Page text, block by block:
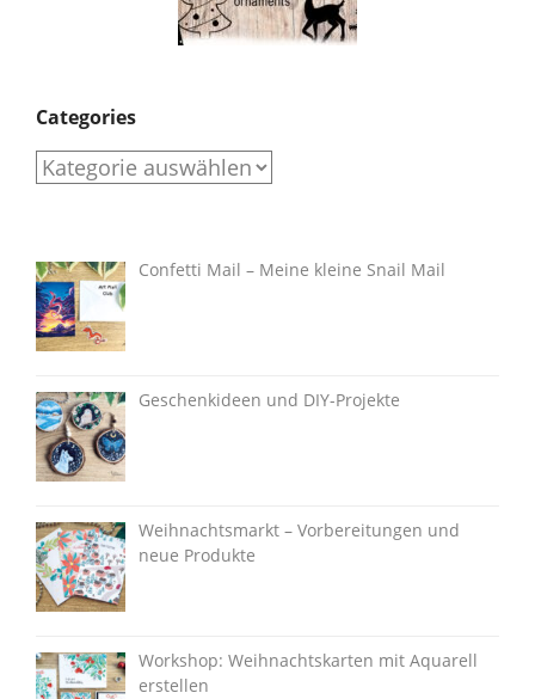
Categories
Categories
Confetti Mail – Meine kleine Snail Mail
Geschenkideen und DIY-Projekte
Weihnachtsmarkt – Vorbereitungen und
neue Produkte
Workshop: Weihnachtskarten mit Aquarell
erstellen